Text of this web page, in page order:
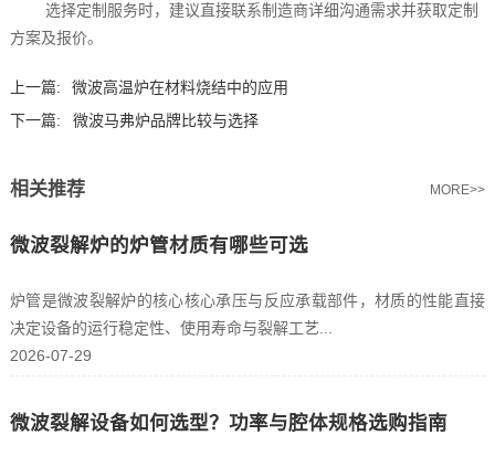
选择定制服务时，建议直接联系制造商详细沟通需求并获取定制
方案及报价。
上一篇:
微波高温炉在材料烧结中的应用
下一篇:
微波马弗炉品牌比较与选择
相关推荐 MORE>>
微波裂解炉的炉管材质有哪些可选
炉管是微波裂解炉的核心核心承压与反应承载部件，材质的性能直接
决定设备的运行稳定性、使用寿命与裂解工艺...
2026-07-29
微波裂解设备如何选型？功率与腔体规格选购指南